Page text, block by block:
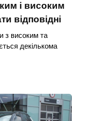
і високим
відповідні
з високим та
декількома